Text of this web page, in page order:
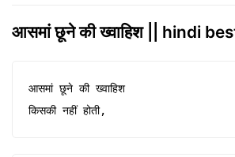
आसमां छूने की ख्वाहिश || hindi
आसमां छूने की ख्वाहिश
किसकी नहीं होती,